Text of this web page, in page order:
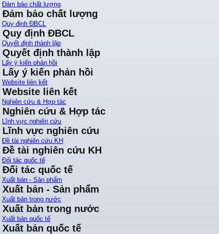
Đảm bảo chất lượng
Đảm bảo chất lượng
Quy định ĐBCL
Quy định ĐBCL
Quyết định thành lập
Quyết định thành lập
Lấy ý kiến phản hồi
Lấy ý kiến phản hồi
Website liên kết
Website liên kết
Nghiên cứu & Hợp tác
Nghiên cứu & Hợp tác
Lĩnh vực nghiên cứu
Lĩnh vực nghiên cứu
Đề tài nghiên cứu KH
Đề tài nghiên cứu KH
Đối tác quốc tế
Đối tác quốc tế
Xuất bản - Sản phẩm
Xuất bản - Sản phẩm
Xuất bản trong nước
Xuất bản trong nước
Xuất bản quốc tế
Xuất bản quốc tế